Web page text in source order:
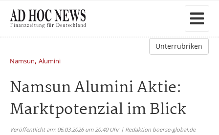
Unterrubriken
Namsun, Alumini
Namsun Alumini Aktie:
Marktpotenzial im Blick
Veröffentlicht am: 06.03.2026 um 20:40 Uhr | Redaktion boerse-global.de